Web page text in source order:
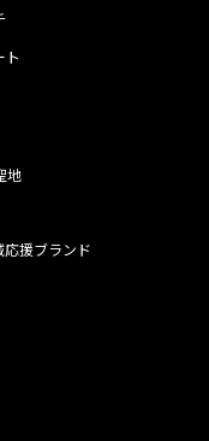
ト
地
応援ブランド